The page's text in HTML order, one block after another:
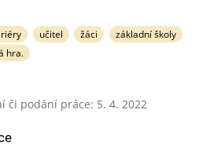
učitel žáci
základní školy
hra.
či podání práce: 5. 4. 2022